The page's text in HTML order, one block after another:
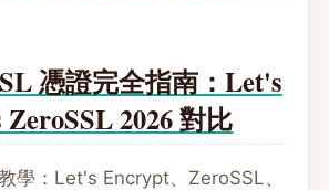
憑證完全指南：Let's
2026 對比
學：Let's Encrypt、ZeroSSL、